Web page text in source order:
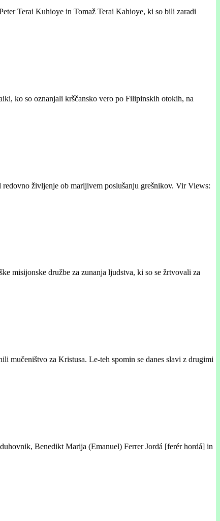
Terai Kuhioye in Tomaž Terai Kahioye, ki so bili zaradi
ko so oznanjali krščansko vero po Filipinskih otokih, na
življenje ob marljivem poslušanju grešnikov. Vir Views:
misijonske družbe za zunanja ljudstva, ki so se žrtvovali za
mučeništvo za Kristusa. Le-teh spomin se danes slavi z drugimi
Benedikt Marija (Emanuel) Ferrer Jordá [ferér hordá] in